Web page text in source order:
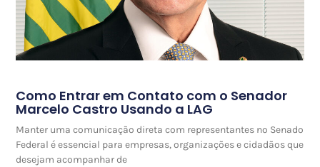
Como Entrar em Contato com o Senador
Marcelo Castro Usando a LAG
Manter uma comunicação direta com representantes no Senado
Federal é essencial para empresas, organizações e cidadãos que
desejam acompanhar de